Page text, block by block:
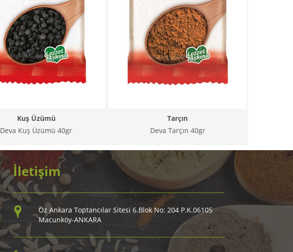
Kuş Üzümü
Deva Kuş Üzümü 40gr
Tarçın
Deva Tarçın 40gr
İletişim
Öz Ankara Toptancılar Sitesi 6.Blok No: 204 P.K.06105
Macunköy-ANKARA